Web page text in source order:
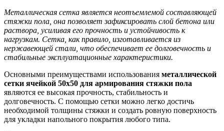
Металлическая сетка является неотъемлемой составляющей
стяжки пола, она позволяет зафиксировать слой бетона или
раствора, усиливая его прочность и устойчивость к
нагрузкам. Сетка, как правило, изготавливается из
нержавеющей стали, что обеспечивает ее долговечность и
стабильные эксплуатационные характеристики.
Основными преимуществами использования металлической
сетки ячейкой 50х50 для армирования стяжки пола
являются ее высокая прочность, стабильность и
долговечность. С помощью сетки можно легко достичь
необходимой толщины стяжки и создать ровную поверхность
для укладки напольного покрытия любого типа.